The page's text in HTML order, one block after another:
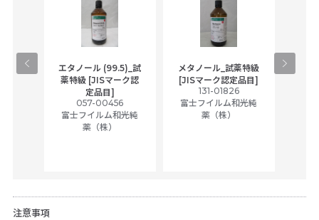
エタノール (99.5)_試
薬特級 [JISマーク認
定品目]
057-00456
富士フイルム和光純
薬（株）
メタノール_試薬特級
[JISマーク認定品目]
131-01826
富士フイルム和光純
薬（株）
注意事項